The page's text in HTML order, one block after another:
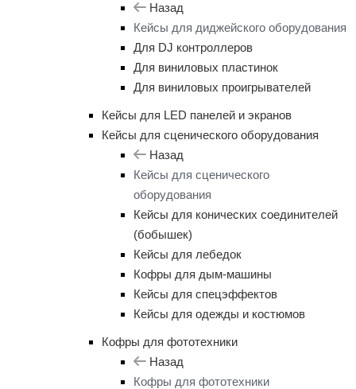
Назад
Кейсы для диджейского оборудования
Для DJ контроллеров
Для виниловых пластинок
Для виниловых проигрывателей
Кейсы для LED панелей и экранов
Кейсы для сценического оборудования
Назад
Кейсы для сценического
оборудования
Кейсы для конических соединителей
(бобышек)
Кейсы для лебедок
Кофры для дым-машины
Кейсы для спецэффектов
Кейсы для одежды и костюмов
Кофры для фототехники
Назад
Кофры для фототехники